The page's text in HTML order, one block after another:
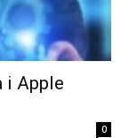
i Apple
0